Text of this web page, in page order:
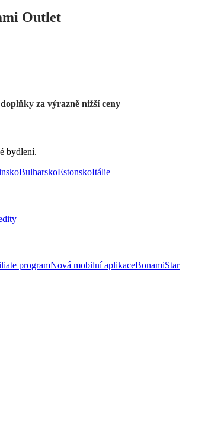
Outlet
za výrazně nižší ceny
bydlení.
BulharskoEstonskoItálie
programNová mobilní aplikaceBonamiStar